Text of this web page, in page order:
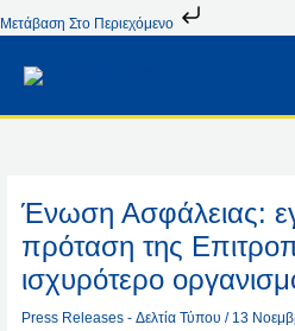
Μετάβαση Στο Περιεχόμενο
Στο
Ένωση Ασφάλειας:
πρόταση της
ισχυρότερο
Press Releases - Δελτία Τύπου / 13